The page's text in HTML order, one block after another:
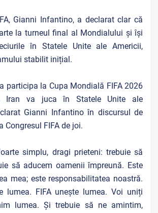
Gianni Infantino, a declarat clar că
la turneul final al Mondialului și își
în Statele Unite ale Americii,
stabilit inițial.
participa la Cupa Mondială FIFA 2026
Iran va juca în Statele Unite ale
Gianni Infantino în discursul de
Congresul FIFA de joi.
simplu, dragi prieteni: trebuie să
să aducem oamenii împreună. Este
mea; este responsabilitatea noastră.
lumea. FIFA unește lumea. Voi uniți
lumea. Și trebuie să ne amintim,